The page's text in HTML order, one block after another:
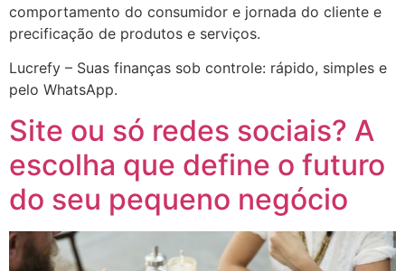
comportamento do consumidor e jornada do cliente e
precificação de produtos e serviços.
Lucrefy – Suas finanças sob controle: rápido, simples e
pelo WhatsApp.
Site ou só redes sociais? A
escolha que define o futuro
do seu pequeno negócio